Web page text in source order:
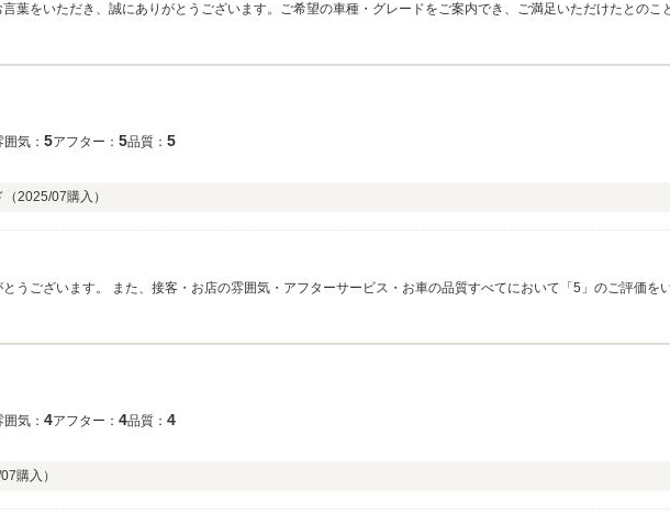
葉をいただき、誠にありがとうございます。ご希望の車種・グレードをご案内でき、ご満足いただけたとのこ
囲気： 5アフター： 5品質： 5
2025/07購入）
囲気： 4アフター： 4品質： 4
購入）